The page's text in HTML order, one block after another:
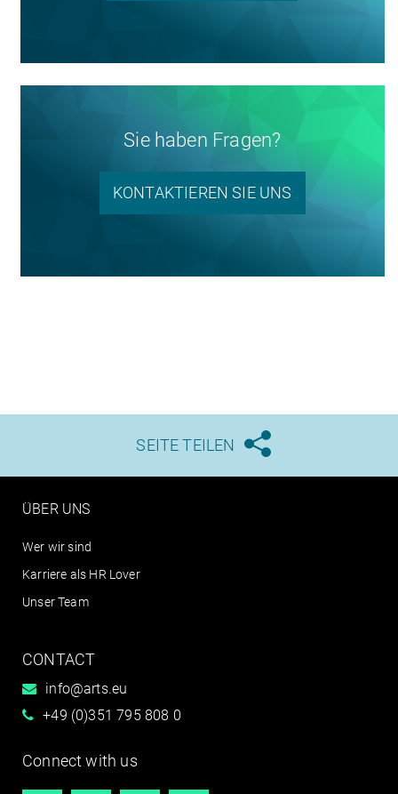
Sie haben Fragen?
KONTAKTIEREN SIE UNS
  
SEITE TEILEN
ÜBER UNS
Wer wir sind
Karriere als HR Lover
Unser Team
CONTACT
info@arts.eu
+49 (0)351 795 808 0
Connect with us